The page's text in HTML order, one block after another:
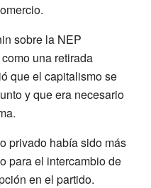
sobre la NEP
una retirada
que el capitalismo se
y que era necesario
privado había sido más
para el intercambio de
en el partido.